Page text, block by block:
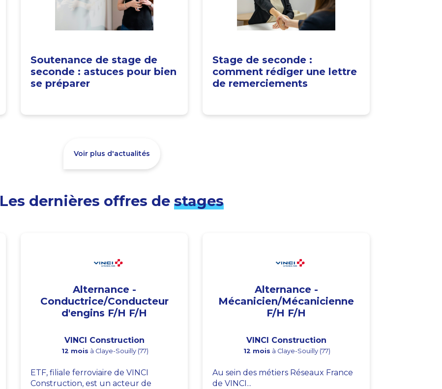
Soutenance de stage de
seconde : astuces pour bien
se préparer
Stage de seconde :
comment rédiger une lettre
de remerciements
Voir plus d'actualités
Les dernières offres de stages
Alternance -
Conductrice/Conducteur
d'engins F/H F/H
VINCI Construction
12 mois à Claye-Souilly (77)
ETF, filiale ferroviaire de VINCI
Construction, est un acteur de
Alternance -
Mécanicien/Mécanicienne
F/H F/H
VINCI Construction
12 mois à Claye-Souilly (77)
Au sein des métiers Réseaux France
de VINCI...